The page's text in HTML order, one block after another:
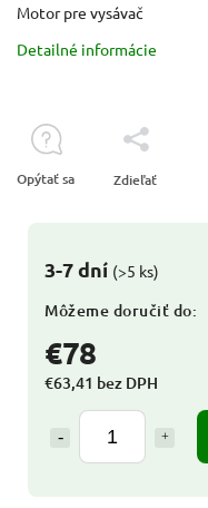
€78
€63,41 bez DPH
3-7 dní (>5 ks)
Môžeme doručiť do:
Motor pre vysávač
Detailné informácie
Opýtať sa Zdieľať